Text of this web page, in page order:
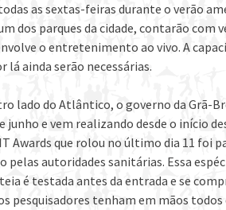
as sextas-feiras durante o verão
dos parques da cidade, contarão com
o entretenimento ao vivo. A
lá ainda serão necessárias.
lado do Atlântico, o governo da Grã-
junho e vem realizando desde o início
Awards que rolou no último dia 11 foi
pelas autoridades sanitárias. Essa
é testada antes da entrada e se
pesquisadores tenham em mãos